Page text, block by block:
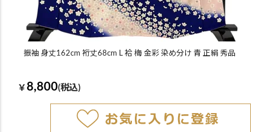
振袖 身丈162cm 裄丈68cm L 袷 梅 金彩 染め分け 青 正絹 秀品
￥ 8,800(税込)